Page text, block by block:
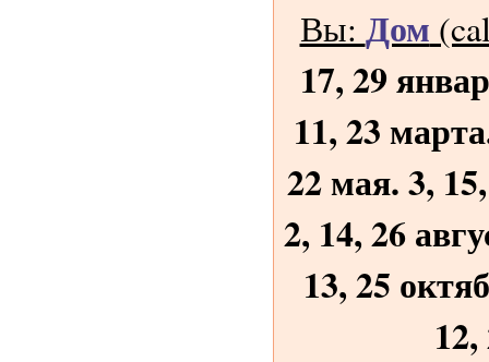
Вы: Дом
17, 29
11, 23
22 мая. 3,
2, 14, 26
13, 25